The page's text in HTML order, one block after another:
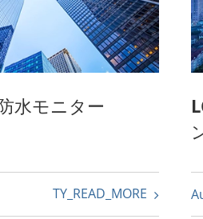
水モニター
TY_READ_MORE